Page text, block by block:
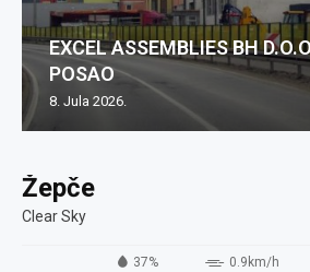
Žepče
Clear Sky
37% 0.9km/h
EXCEL ASSEMBLIES BH
POSAO
8. Jula 2026.